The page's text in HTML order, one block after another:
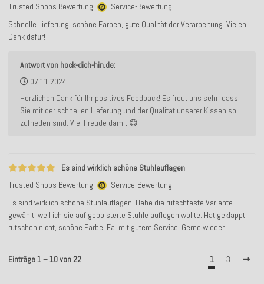
Trusted Shops Bewertung
Service-Bewertung
Schnelle Lieferung, schöne Farben, gute Qualität der Verarbeitung. Vielen
Dank dafür!
Antwort von hock-dich-hin.de:
07.11.2024
Herzlichen Dank für Ihr positives Feedback! Es freut uns sehr, dass
Sie mit der schnellen Lieferung und der Qualität unserer Kissen so
zufrieden sind. Viel Freude damit!😊
Es sind wirklich schöne Stuhlauflagen
Trusted Shops Bewertung
Service-Bewertung
Es sind wirklich schöne Stuhlauflagen. Habe die rutschfeste Variante
gewählt, weil ich sie auf gepolsterte Stühle auflegen wollte. Hat geklappt,
rutschen nicht, schöne Farbe. Fa. mit gutem Service. Gerne wieder.
Einträge 1 – 10 von 22 1 3